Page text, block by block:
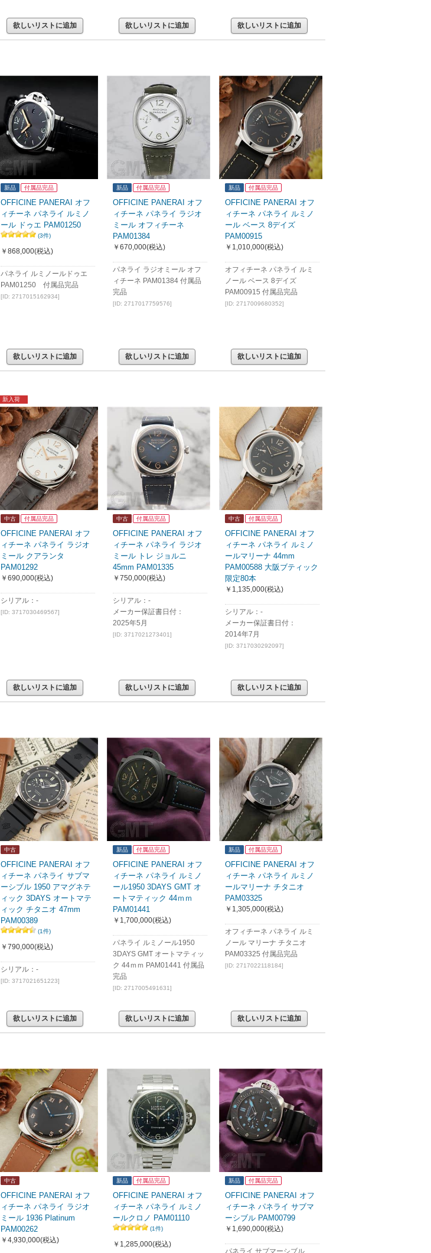
欲しいリストに追加 欲しいリストに追加 欲しいリストに追加
新品 付属品完品
OFFICINE PANERAI オフ
ィチーネ パネライ ルミノ
ール ドゥエ PAM01250
(3件)
￥868,000(税込)
パネライ ルミノールドゥエ
PAM01250 付属品完品
[ID: 2717015162934]
欲しいリストに追加
新品 付属品完品
OFFICINE PANERAI オフ
ィチーネ パネライ ラジオ
ミール オフィチーネ
PAM01384
￥670,000(税込)
パネライ ラジオミール オフ
ィチーネ PAM01384 付属品
完品
[ID: 2717017759576]
欲しいリストに追加
新品 付属品完品
OFFICINE PANERAI オフ
ィチーネ パネライ ルミノ
ール ベース 8デイズ
PAM00915
￥1,010,000(税込)
オフィチーネ パネライ ルミ
ノール ベース 8デイズ
PAM00915 付属品完品
[ID: 2717009680352]
欲しいリストに追加
中古 付属品完品
新入荷
OFFICINE PANERAI オフ
ィチーネ パネライ ラジオ
ミール クアランタ
PAM01292
￥690,000(税込)
シリアル：-
[ID: 3717030469567]
欲しいリストに追加
中古 付属品完品
OFFICINE PANERAI オフ
ィチーネ パネライ ラジオ
ミール トレ ジョルニ
45mm PAM01335
￥750,000(税込)
シリアル：-
メーカー保証書日付：
2025年5月
[ID: 3717021273401]
欲しいリストに追加
中古 付属品完品
OFFICINE PANERAI オフ
ィチーネ パネライ ルミノ
ールマリーナ 44mm
PAM00588 大阪ブティック
限定80本
￥1,135,000(税込)
シリアル：-
メーカー保証書日付：
2014年7月
[ID: 3717030292097]
欲しいリストに追加
中古
OFFICINE PANERAI オフ
ィチーネ パネライ サブマ
ーシブル 1950 アマグネテ
ィック 3DAYS オートマテ
ィック チタニオ 47mm
PAM00389
(1件)
￥790,000(税込)
シリアル：-
[ID: 3717021651223]
欲しいリストに追加
新品 付属品完品
OFFICINE PANERAI オフ
ィチーネ パネライ ルミノ
ール1950 3DAYS GMT オ
ートマティック 44ｍｍ
PAM01441
￥1,700,000(税込)
パネライ ルミノール1950
3DAYS GMT オートマティッ
ク 44ｍｍ PAM01441 付属品
完品
[ID: 2717005491631]
欲しいリストに追加
新品 付属品完品
OFFICINE PANERAI オフ
ィチーネ パネライ ルミノ
ールマリーナ チタニオ
PAM03325
￥1,305,000(税込)
オフィチーネ パネライ ルミ
ノール マリーナ チタニオ
PAM03325 付属品完品
[ID: 2717022118184]
欲しいリストに追加
中古
OFFICINE PANERAI オフ
ィチーネ パネライ ラジオ
ミール 1936 Platinum
PAM00262
￥4,930,000(税込)
新品 付属品完品
OFFICINE PANERAI オフ
ィチーネ パネライ ルミノ
ールクロノ PAM01110
(1件)
￥1,285,000(税込)
新品 付属品完品
OFFICINE PANERAI オフ
ィチーネ パネライ サブマ
ーシブル PAM00799
￥1,690,000(税込)